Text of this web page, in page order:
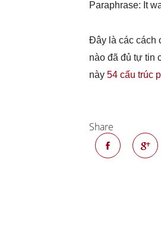
Paraphrase: It
Đây là các cách
nào đã đủ tự tin
này 54 cấu trúc
Share